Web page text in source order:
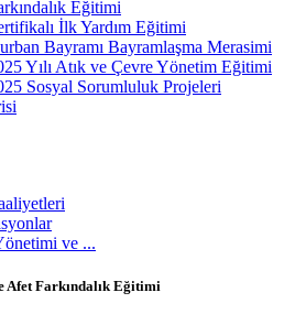
Eğitimi
İlk Yardım Eğitimi
Bayramı Bayramlaşma Merasimi
Yılı Atık ve Çevre Yönetim Eğitimi
Sosyal Sorumluluk Projeleri
ve ...
Afet Farkındalık Eğitimi